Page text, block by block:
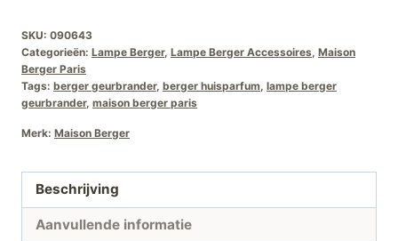
Glanzend
Zilver
aantal
SKU: 090643
Categorieën: Lampe Berger, Lampe Berger Accessoires, Maison
Berger Paris
Tags: berger geurbrander, berger huisparfum, lampe berger
geurbrander, maison berger paris
Merk: Maison Berger
Beschrijving
Aanvullende informatie